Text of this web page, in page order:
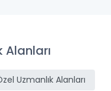
Alanları
Uzmanlık Alanları